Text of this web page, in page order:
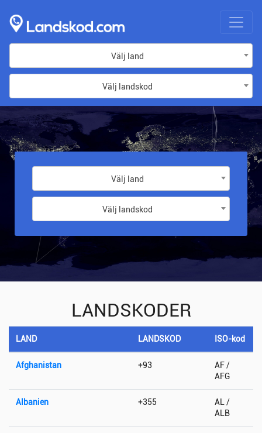
Välj land
Välj landskod
Välj land
Välj landskod
LANDSKODER
LAND LANDSKOD ISO-kod
Afghanistan +93
AF /
AFG
Albanien +355
AL /
ALB